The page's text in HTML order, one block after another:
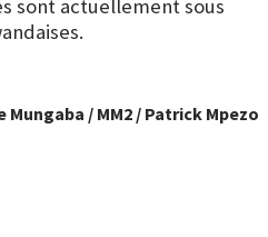
sont actuellement sous
Mungaba / MM2 / Patrick Mpezo